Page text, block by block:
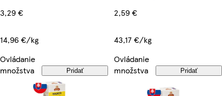
3,29 €
14,96 €/kg
Ovládanie
množstva
Pridať
2,59 €
43,17 €/kg
Ovládanie
množstva
Pridať